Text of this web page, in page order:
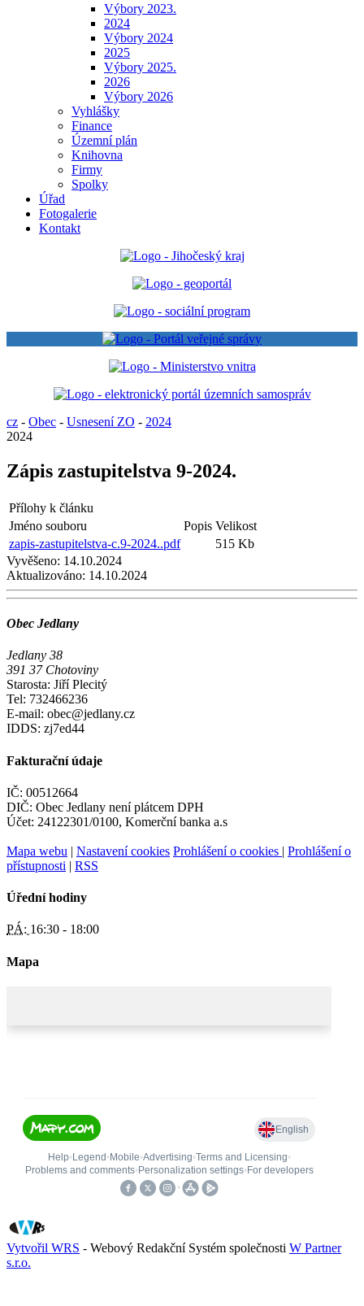
Výbory 2023.
2024
Výbory 2024
2025
Výbory 2025.
2026
Výbory 2026
Vyhlášky
Finance
Územní plán
Knihovna
Firmy
Spolky
Úřad
Fotogalerie
Kontakt
cz - Obec - Usnesení ZO - 2024
2024
Zápis zastupitelstva 9-2024.
Přílohy k článku
Jméno souboru
Popis Velikost
zapis-zastupitelstva-c.9-2024..pdf
515 Kb
Vyvěšeno: 14.10.2024
Aktualizováno: 14.10.2024
Obec Jedlany
Jedlany 38
391 37 Chotoviny
Starosta: Jiří Plecitý
Tel: 732466236
E-mail: obec@jedlany.cz
IDDS: zj7ed44
Fakturační údaje
IČ: 00512664
DIČ: Obec Jedlany není plátcem DPH
Účet: 24122301/0100, Komerční banka a.s
Mapa webu | Nastavení cookies Prohlášení o cookies | Prohlášení o
přístupnosti | RSS
Úřední hodiny
PÁ: 16:30 - 18:00
Mapa
Vytvořil WRS - Webový Redakční Systém společnosti W Partner
s.r.o.